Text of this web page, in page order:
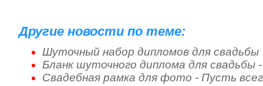
Другие новости по теме:
Шуточный набор дипломов для свадьбы
Бланк шуточного диплома для свадьбы
Свадебная рамка для фото - Пусть